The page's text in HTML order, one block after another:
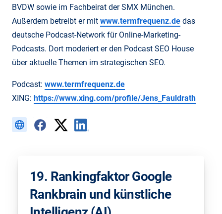
BVDW sowie im Fachbeirat der SMX München.
Außerdem betreibt er mit www.termfrequenz.de das
deutsche Podcast-Network für Online-Marketing-
Podcasts. Dort moderiert er den Podcast SEO House
über aktuelle Themen im strategischen SEO.
Podcast: www.termfrequenz.de
XING: https://www.xing.com/profile/Jens_Fauldrath
19. Rankingfaktor Google
Rankbrain und künstliche